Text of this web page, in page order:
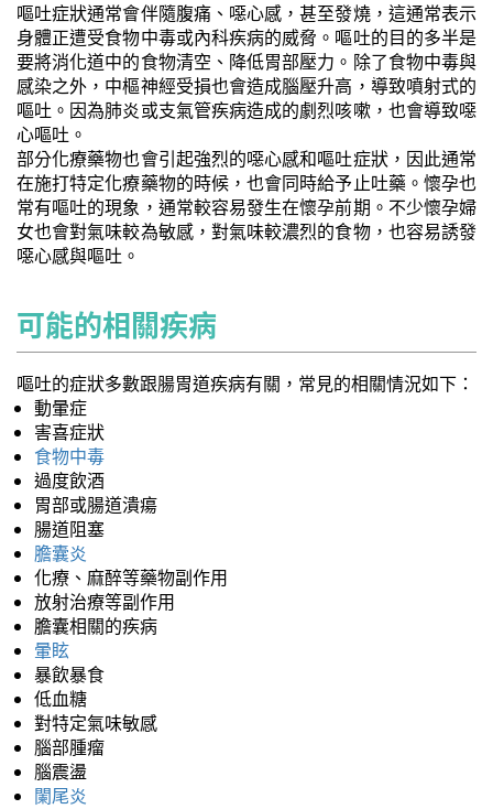
嘔吐症狀通常會伴隨腹痛、噁心感，甚至發燒，這通常表示
身體正遭受食物中毒或內科疾病的威脅。嘔吐的目的多半是
要將消化道中的食物清空、降低胃部壓力。除了食物中毒與
感染之外，中樞神經受損也會造成腦壓升高，導致噴射式的
嘔吐。因為肺炎或支氣管疾病造成的劇烈咳嗽，也會導致噁
心嘔吐。
部分化療藥物也會引起強烈的噁心感和嘔吐症狀，因此通常
在施打特定化療藥物的時候，也會同時給予止吐藥。懷孕也
常有嘔吐的現象，通常較容易發生在懷孕前期。不少懷孕婦
女也會對氣味較為敏感，對氣味較濃烈的食物，也容易誘發
噁心感與嘔吐。
可能的相關疾病
嘔吐的症狀多數跟腸胃道疾病有關，常見的相關情況如下：
動暈症
害喜症狀
食物中毒
過度飲酒
胃部或腸道潰瘍
腸道阻塞
膽囊炎
化療、麻醉等藥物副作用
放射治療等副作用
膽囊相關的疾病
暈眩
暴飲暴食
低血糖
對特定氣味敏感
腦部腫瘤
腦震盪
闌尾炎